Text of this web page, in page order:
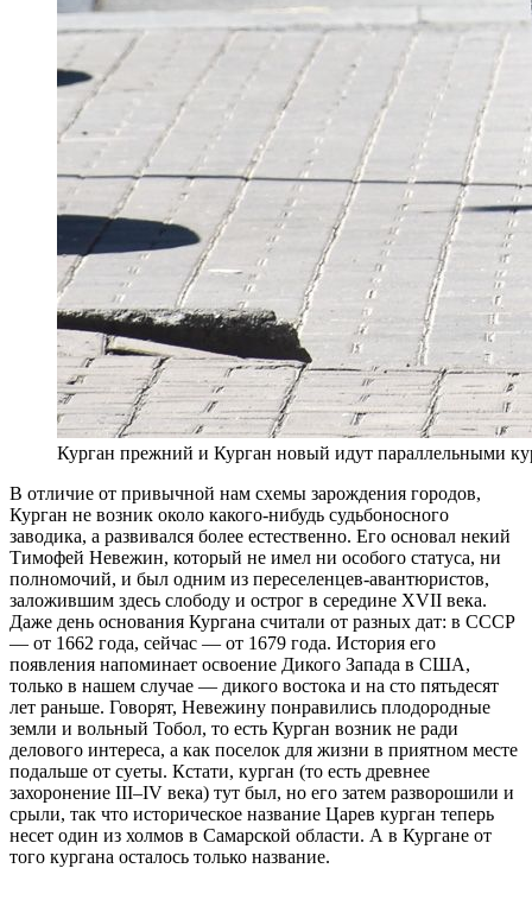
Курган прежний и Курган новый идут параллельными
В отличие от привычной нам схемы зарождения городов,
Курган не возник около какого-нибудь судьбоносного
заводика, а развивался более естественно. Его основал некий
Тимофей Невежин, который не имел ни особого статуса, ни
полномочий, и был одним из переселенцев-авантюристов,
заложившим здесь слободу и острог в середине XVII века.
Даже день основания Кургана считали от разных дат: в СССР
— от 1662 года, сейчас — от 1679 года. История его
появления напоминает освоение Дикого Запада в США,
только в нашем случае — дикого востока и на сто пятьдесят
лет раньше. Говорят, Невежину понравились плодородные
земли и вольный Тобол, то есть Курган возник не ради
делового интереса, а как поселок для жизни в приятном месте
подальше от суеты. Кстати, курган (то есть древнее
захоронение III–IV века) тут был, но его затем разворошили и
срыли, так что историческое название Царев курган теперь
несет один из холмов в Самарской области. А в Кургане от
того кургана осталось только название.